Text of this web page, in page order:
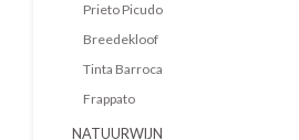
Prieto Picudo
Breedekloof
Tinta Barroca
Frappato
NATUURWIJN